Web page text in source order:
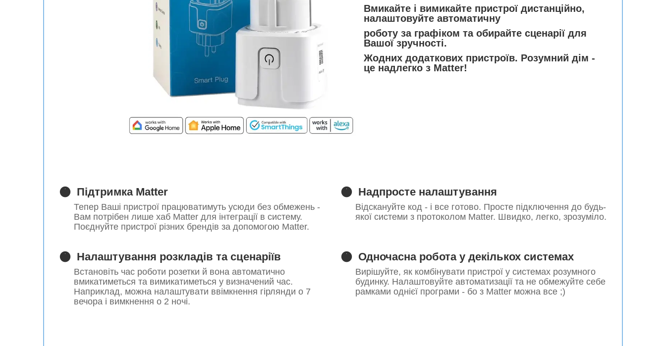
Вмикайте і вимикайте пристрої дистанційно,
налаштовуйте автоматичну
роботу за графіком та обирайте сценарії для
Вашої зручності.
Жодних додаткових пристроїв. Розумний дім -
це надлегко з Matter!
🟠 Підтримка Matter
Тепер Ваші пристрої працюватимуть усюди без обмежень -
Вам потрібен лише хаб Matter для інтеграції в систему.
Поєднуйте пристрої різних брендів за допомогою Matter.
🟠 Надпросте налаштування
Відскануйте код - і все готово. Просте підключення до будь-
якої системи з протоколом Matter. Швидко, легко, зрозуміло.
🟠 Налаштування розкладів та сценаріїв
Встановіть час роботи розетки й вона автоматично
вмикатиметься та вимикатиметься у визначений час.
Наприклад, можна налаштувати ввімкнення гірлянди о 7
вечора і вимкнення о 2 ночі.
🟠 Одночасна робота у декількох системах
Вирішуйте, як комбінувати пристрої у системах розумного
будинку. Налаштовуйте автоматизації та не обмежуйте себе
рамками однієї програми - бо з Matter можна все ;)